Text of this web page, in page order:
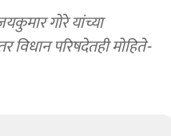
गोरे यांच्या
परिषदेतही मोहिते-